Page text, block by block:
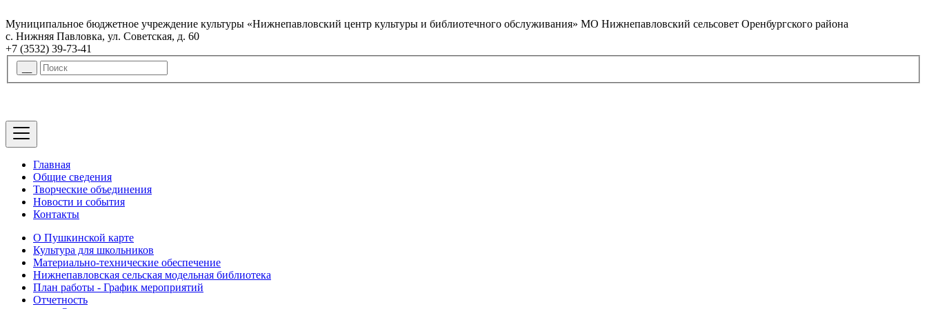
Муниципальное бюджетное учреждение культуры «Нижнепавловский центр культуры и библиотечного обслуживания» МО Нижнепавловский сельсовет Оренбургского района
с. Нижняя Павловка, ул. Советская, д. 60
+7 (3532) 39-73-41
Главная
Общие сведения
Творческие объединения
Новости и события
Контакты
О Пушкинской карте
Культура для школьников
Материально-технические обеспечение
Нижнепавловская сельская модельная библиотека
План работы - График мероприятий
Отчетность